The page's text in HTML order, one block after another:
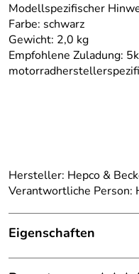
Modellspezifischer
Farbe: schwarz
Gewicht: 2,0 kg
Empfohlene Zuladung:
Hersteller: Hepco &
Verantwortliche Person:
Eigenschaften
Details